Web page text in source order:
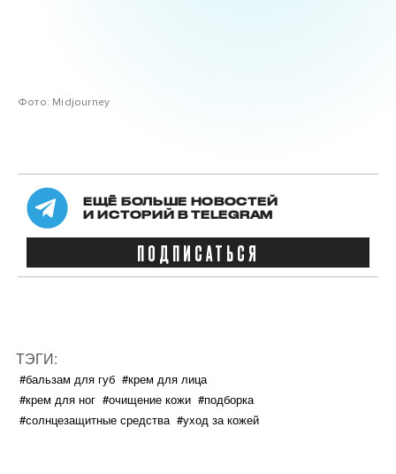
Фото: Midjourney
ЕЩЁ БОЛЬШЕ НОВОСТЕЙ
И ИСТОРИЙ В TELEGRAM
ПОДПИСАТЬСЯ
ТЭГИ:
#бальзам для губ #крем для лица
#крем для ног #очищение кожи #подборка
#солнцезащитные средства #уход за кожей